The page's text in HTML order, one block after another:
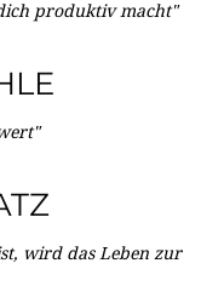
produktiv macht"
wird das Leben zur